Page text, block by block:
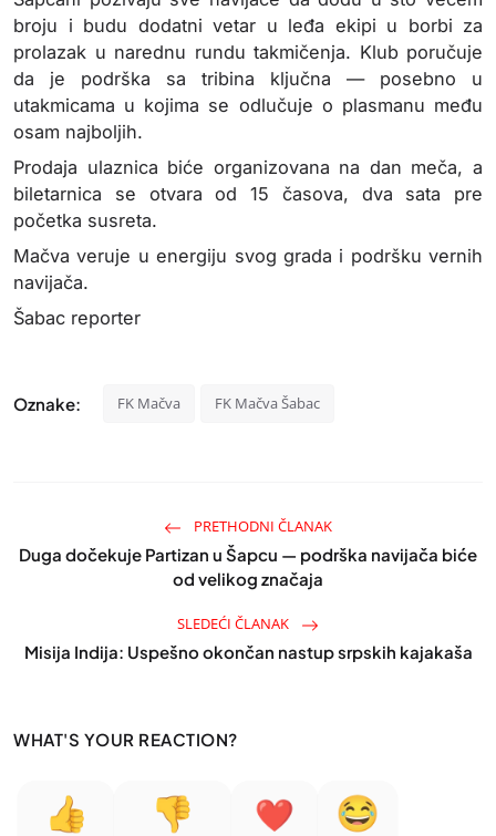
broju i budu dodatni vetar u leđa ekipi u borbi za
prolazak u narednu rundu takmičenja. Klub poručuje
da je podrška sa tribina ključna — posebno u
utakmicama u kojima se odlučuje o plasmanu među
osam najboljih.
Prodaja ulaznica biće organizovana na dan meča, a
biletarnica se otvara od 15 časova, dva sata pre
početka susreta.
Mačva veruje u energiju svog grada i podršku vernih
navijača.
Šabac reporter
Oznake: FK Mačva FK Mačva Šabac
PRETHODNI ČLANAK
Duga dočekuje Partizan u Šapcu — podrška navijača biće
od velikog značaja
SLEDEĆI ČLANAK
Misija Indija: Uspešno okončan nastup srpskih kajakaša
WHAT'S YOUR REACTION?